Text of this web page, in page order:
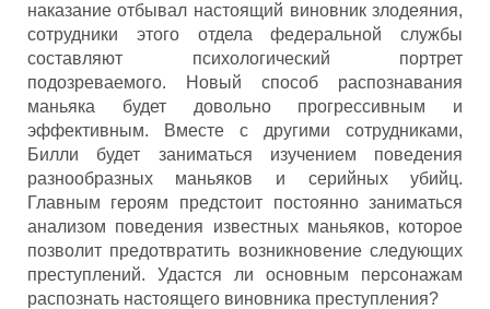
наказание отбывал настоящий виновник злодеяния,
сотрудники этого отдела федеральной службы
составляют психологический портрет
подозреваемого. Новый способ распознавания
маньяка будет довольно прогрессивным и
эффективным. Вместе с другими сотрудниками,
Билли будет заниматься изучением поведения
разнообразных маньяков и серийных убийц.
Главным героям предстоит постоянно заниматься
анализом поведения известных маньяков, которое
позволит предотвратить возникновение следующих
преступлений. Удастся ли основным персонажам
распознать настоящего виновника преступления?